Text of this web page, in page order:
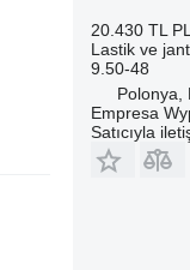
20.430 TL
Lastik ve
9.50-48
Polonya,
Empresa
Satıcıyla